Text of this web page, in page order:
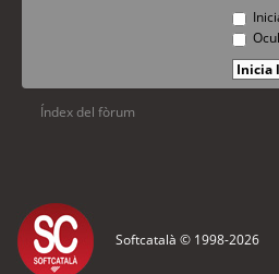
Índex del fòrum
Softcatalà © 1998-2026